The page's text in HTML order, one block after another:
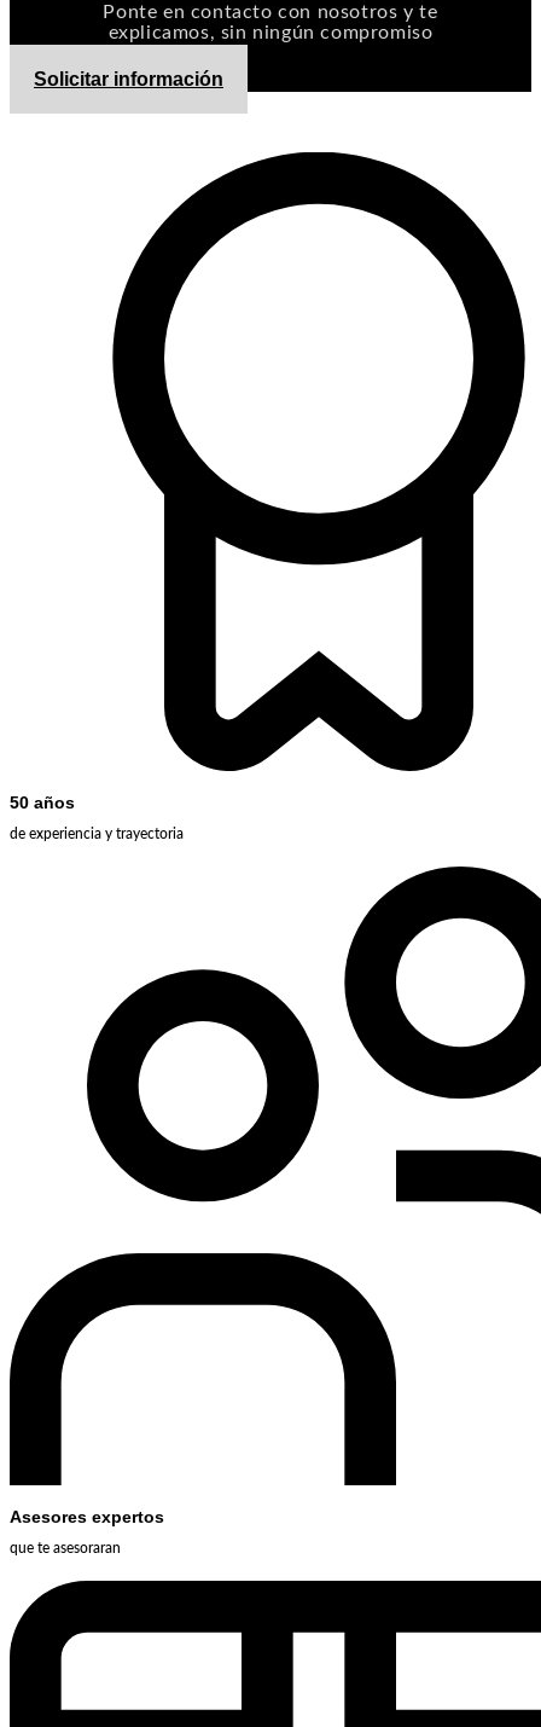
Ponte en contacto con nosotros y te
explicamos, sin ningún compromiso
Solicitar información
50 años
de experiencia y trayectoria
Asesores expertos
que te asesoraran